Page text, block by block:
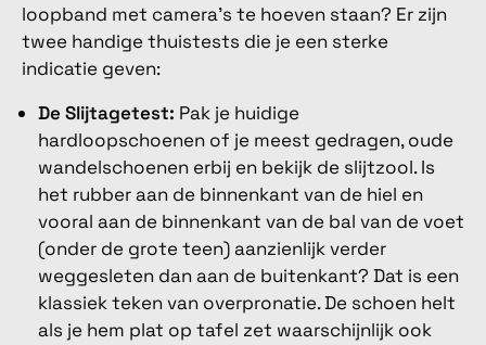
loopband met camera's te hoeven staan? Er zijn
twee handige thuistests die je een sterke
indicatie geven:
De Slijtagetest: Pak je huidige
hardloopschoenen of je meest gedragen, oude
wandelschoenen erbij en bekijk de slijtzool. Is
het rubber aan de binnenkant van de hiel en
vooral aan de binnenkant van de bal van de voet
(onder de grote teen) aanzienlijk verder
weggesleten dan aan de buitenkant? Dat is een
klassiek teken van overpronatie. De schoen helt
als je hem plat op tafel zet waarschijnlijk ook